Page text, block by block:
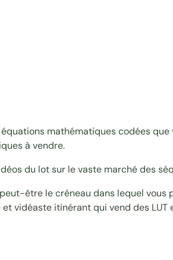
mathématiques codées
à vendre.
du lot sur le vaste marché des
être le créneau dans lequel vous
et vidéaste itinérant qui vend des LUT